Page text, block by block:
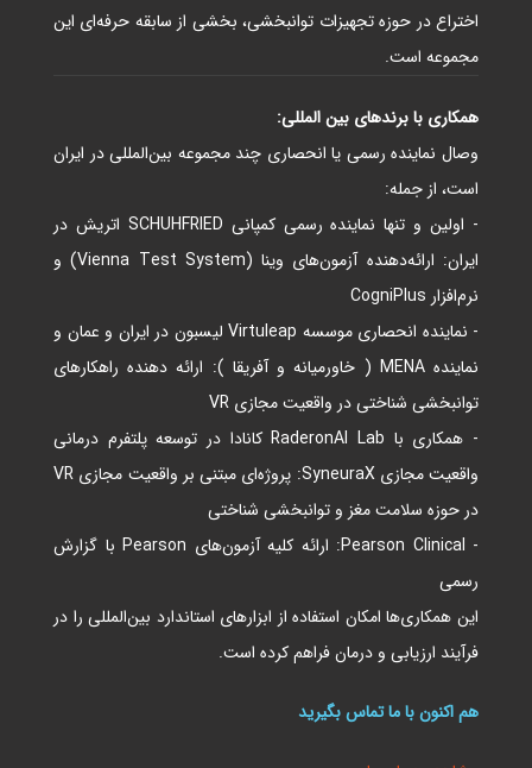
اختراع در حوزه تجهیزات توانبخشی، بخشی از سابقه حرفه‌ای این
مجموعه است.
همکاری با برندهای بین‌ المللی:
وصال نماینده رسمی یا انحصاری چند مجموعه بین‌المللی در ایران
است، از جمله:
- اولین و تنها نماینده رسمی کمپانی
SCHUHFRIED اتریش در
ایران: ارائه‌دهنده آزمون‌های وینا (Vienna Test System) و
نرم‌افزار CogniPlus
- نماینده انحصاری موسسه Virtuleap لیسبون در ایران و عمان و
نماینده MENA ( خاورمیانه و آفریقا ): ارائه دهنده راهکارهای
توانبخشی شناختی در واقعیت مجازی VR
- همکاری با RaderonAI Lab کانادا در توسعه پلتفرم درمانی
واقعیت مجازی SyneuraX: پروژه‌ای مبتنی بر واقعیت مجازی VR
در حوزه سلامت مغز و توانبخشی شناختی
- Pearson Clinical: ارائه کلیه آزمون‌های Pearson با گزارش
رسمی
این همکاری‌ها امکان استفاده از ابزارهای استاندارد بین‌المللی را در
فرآیند ارزیابی و درمان فراهم کرده است.
هم اکنون با ما تماس بگیرید